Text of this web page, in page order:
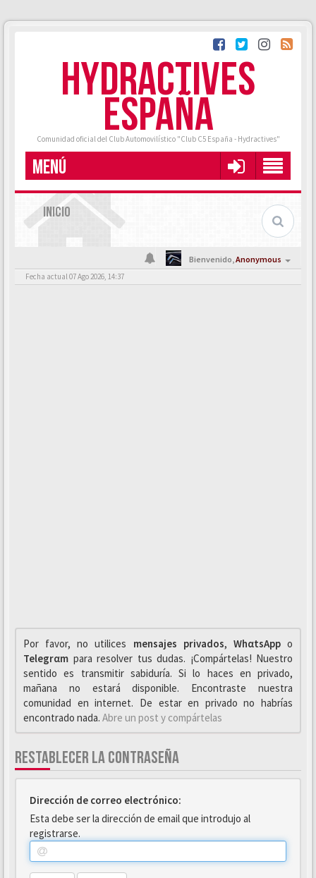
HYDRACTIVES
ESPAÑA
Comunidad oficial del Club Automovilístico "Club C5 España - Hydractives"
MENÚ
INICIO
Bienvenido,Anonymous
Fecha actual 07 Ago 2026, 14:37
Por favor, no utilices mensajes privados, WhαtsAppo
Telegrαm para resolver tus dudas. ¡Compártelas! Nuestro
sentido es transmitir sabiduría. Si lo haces en privado,
mañana no estará disponible. Encontraste nuestra
comunidad en internet. De estar en privado no habrías
encontrado nada. Abre un post y compártelas
RESTABLECER LA CONTRASEÑA
Dirección de correo electrónico:
Esta debe ser la dirección de email que introdujo al
registrarse.